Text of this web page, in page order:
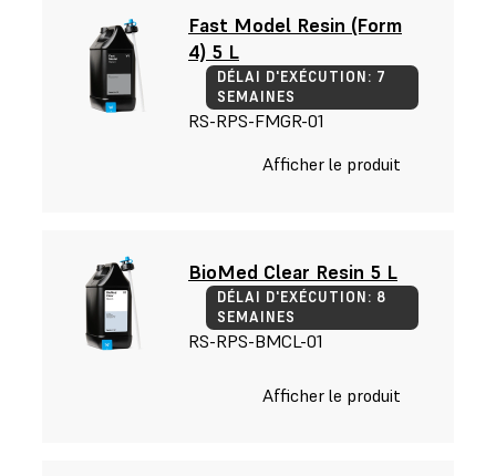
Fast Model Resin (Form
4) 5 L
DÉLAI D'EXÉCUTION: 7
SEMAINES
RS-RPS-FMGR-01
Afficher le produit
BioMed Clear Resin 5 L
DÉLAI D'EXÉCUTION: 8
SEMAINES
RS-RPS-BMCL-01
Afficher le produit